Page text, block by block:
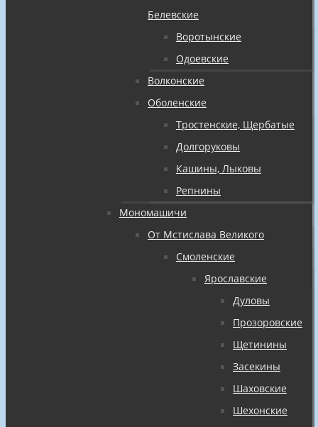
Белевские
Воротынские
Одоевские
Волконские
Оболенские
Тростенские, Щербатые
Долгоруковы
Кашины, Лыковы
Репнины
Мономашичи
От Мстислава Великого
Смоленские
Ярославские
Дуловы
Прозоровские
Щетинины
Засекины
Шаховские
Шехонские